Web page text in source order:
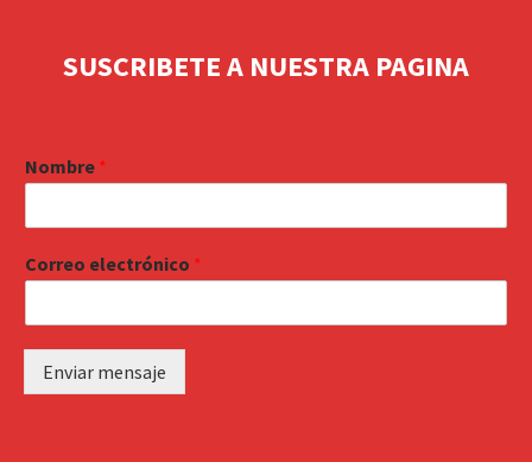
SUSCRIBETE A NUESTRA PAGINA
Nombre *
Correo electrónico *
Enviar mensaje